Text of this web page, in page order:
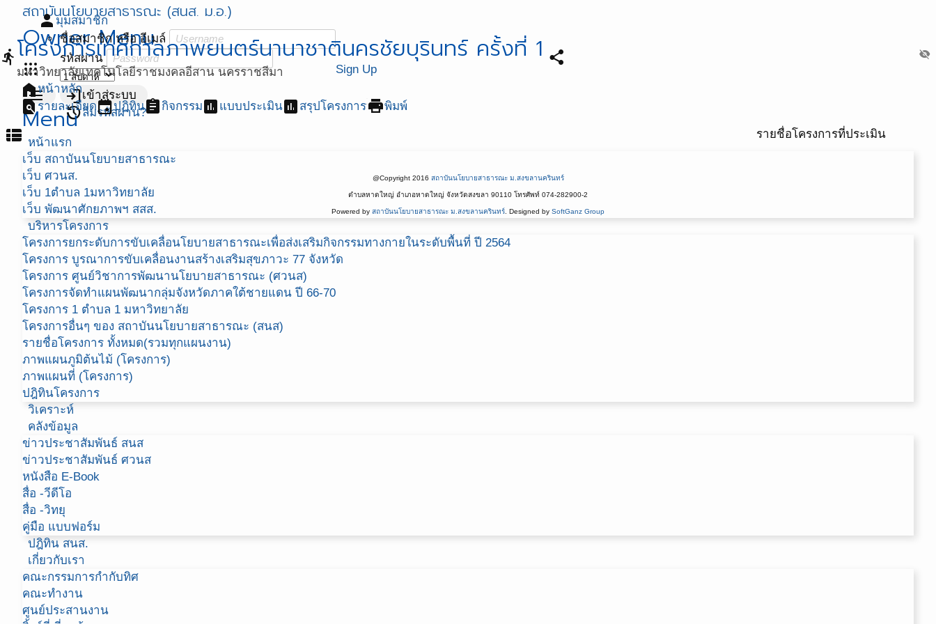
สถาบันนโยบายสาธารณะ (สนส. ม.อ.)
Owner Menu
apps
personมุมสมาชิก
ชื่อสมาชิก หรือ อีเมล์
รหัสผ่าน
visibility_off
loginเข้าสู่ระบบ
restoreลืมรหัสผ่าน?
Sign Up
menu
Menu
หน้าแรก
เว็บ สถาบันนโยบายสาธารณะ
เว็บ ศวนส.
เว็บ 1ตำบล 1มหาวิทยาลัย
เว็บ พัฒนาศักยภาพฯ สสส.
บริหารโครงการ
โครงการยกระดับการขับเคลื่อนโยบายสาธารณะเพื่อส่งเสริมกิจกรรมทางกายในระดับพื้นที่ ปี 2564
โครงการ บูรณาการขับเคลื่อนงานสร้างเสริมสุขภาวะ 77 จังหวัด
โครงการ ศูนย์วิชาการพัฒนานโยบายสาธารณะ (ศวนส)
โครงการจัดทำแผนพัฒนากลุ่มจังหวัดภาคใต้ชายแดน ปี 66-70
โครงการ 1 ตำบล 1 มหาวิทยาลัย
โครงการอื่นๆ ของ สถาบันนโยบายสาธารณะ (สนส)
รายชื่อโครงการ ทั้งหมด(รวมทุกแผนงาน)
ภาพแผนภูมิต้นไม้ (โครงการ)
ภาพแผนที่ (โครงการ)
ปฎิทินโครงการ
วิเคราะห์
คลังข้อมูล
ข่าวประชาสัมพันธ์ สนส
ข่าวประชาสัมพันธ์ ศวนส
หนังสือ E-Book
สื่อ -วีดีโอ
สื่อ -วิทยุ
คู่มือ แบบฟอร์ม
ปฎิทิน สนส.
เกี่ยวกับเรา
คณะกรรมการกำกับทิศ
คณะทำงาน
ศูนย์ประสานงาน
directions_runโครงการเทศกาลภาพยนตร์นานาชาตินครชัยบุรินทร์ ครั้งที่ 1
มหาวิทยาลัยเทคโนโลยีราชมงคลอีสาน นครราชสีมา
share
homeหน้าหลัก
find_in_pageรายละเอียดeventปฏิทินassignmentกิจกรรมassessment แบบประเมินassessment สรุปโครงการprintพิมพ์
view_list รายชื่อโครงการที่ประเมิน
@Copyright 2016 สถาบันนโยบายสาธารณะ ม.สงขลานครินทร์
ตำบลหาดใหญ่ อำเภอหาดใหญ่ จังหวัดสงขลา 90110 โทรศัพท์ 074-282900-2
Powered by สถาบันนโยบายสาธารณะ ม.สงขลานครินทร์ . Designed by SoftGanz Group